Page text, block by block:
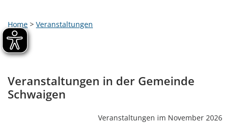
Home > Veranstaltungen
Veranstaltungen in der Gemeinde
Schwaigen
Veranstaltungen im November 2026